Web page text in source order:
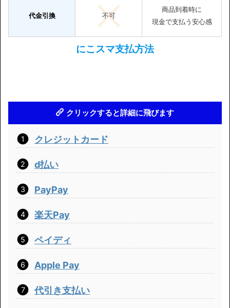
代金引換 不可
商品到着時に
現金で支払う安心感
にこスマ支払方法
クリックすると詳細に飛びます
クレジットカード
d払い
PayPay
楽天Pay
ペイディ
Apple Pay
代引き支払い